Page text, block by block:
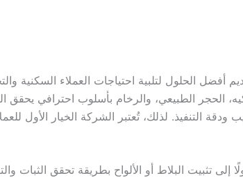
الحلول لتلبية احتياجات العملاء السكنية
الحجر الطبيعي، والرخام بأسلوب احترافي يحقق
التنفيذ. لذلك، تُعتبر الشركة الخيار الأول
تثبيت البلاط أو الألواح بطريقة تحقق الثبات